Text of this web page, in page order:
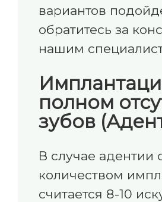
вариантов
обратитесь за
нашим
полном
зубов
В случае адентии
количеством
считается 8-10